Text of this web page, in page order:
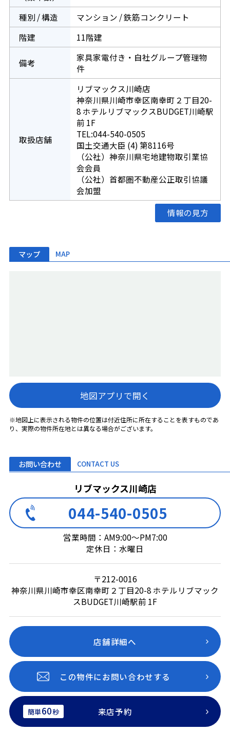
種別 / 構造
マンション / 鉄筋コンクリート
階建
11階建
備考
家具家電付き・自社グループ管理物
件
取扱店舗
リブマックス川崎店
神奈川県川崎市幸区南幸町２丁目20-
8 ホテルリブマックスBUDGET川崎駅
前 1F
TEL:044-540-0505
国土交通大臣 (4) 第8116号
（公社）神奈川県宅地建物取引業協
会会員
（公社）首都圏不動産公正取引協議
会加盟
情報の見方
マップ MAP
地図アプリで開く
※地図上に表示される物件の位置は付近住所に所在することを表すものであ
り、実際の物件所在地とは異なる場合がございます。
お問い合わせ CONTACT US
リブマックス川崎店
044-540-0505
営業時間：AM9:00～PM7:00
定休日：水曜日
〒212-0016
神奈川県川崎市幸区南幸町２丁目20-8 ホテルリブマック
スBUDGET川崎駅前 1F
店舗詳細へ
この物件にお問い合わせする
簡単60秒 来店予約